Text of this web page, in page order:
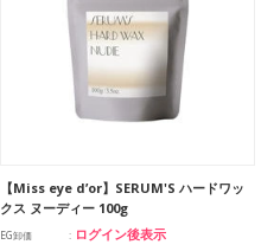
【Miss eye d’or】SERUM'S ハードワッ
クス ヌーディー 100g
EG卸価 ログイン後表示